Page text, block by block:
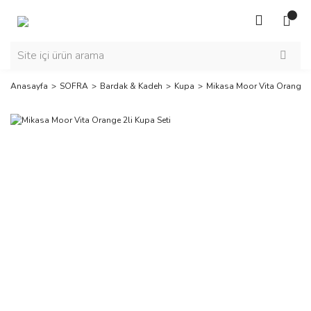
Anasayfa SOFRA Bardak & Kadeh Kupa Mikasa Moor Vita Orange